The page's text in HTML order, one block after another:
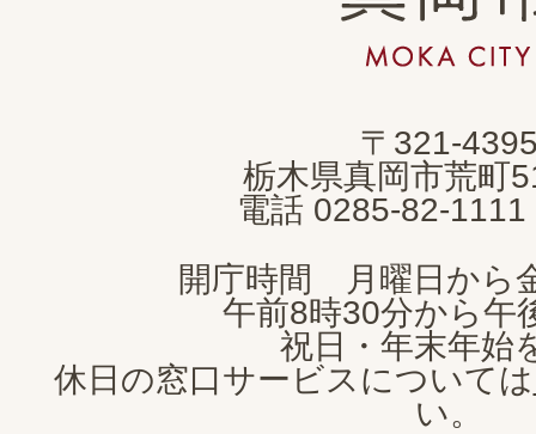
岡
市
CITY
〒321-
栃木県真岡市荒町
電話 0285-82-1111
開庁時間 月曜日から
午前8時30分から午
祝日・年末年始
休日の窓口サービスについては
い。